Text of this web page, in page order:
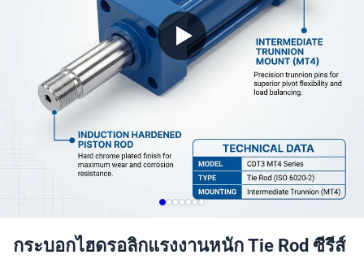
กระบอกไฮดรอลิกแรงงานหนัก Tie Rod ซีรีส์